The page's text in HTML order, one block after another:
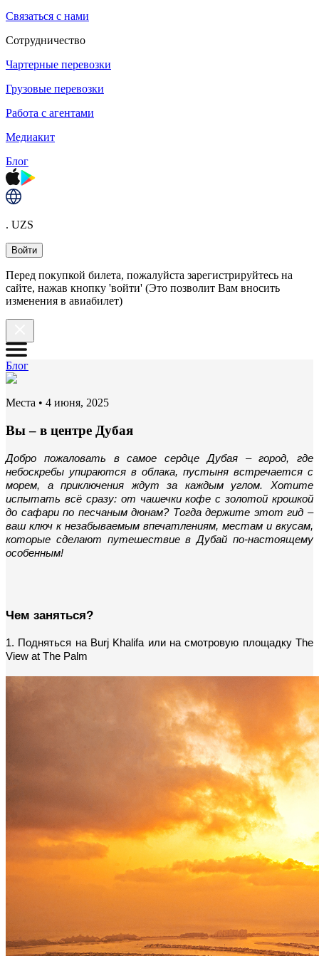
Связаться с нами
Сотрудничество
Чартерные перевозки
Грузовые перевозки
Работа с агентами
Медиакит
Блог
. UZS
Войти
Перед покупкой билета, пожалуйста зарегистрируйтесь на
сайте, нажав кнопку 'войти' (Это позволит Вам вносить
изменения в авиабилет)
Блог
Места • 4 июня, 2025
Вы – в центре Дубая
Добро пожаловать в самое сердце Дубая – город, где
небоскребы упираются в облака, пустыня встречается с
морем, а приключения ждут за каждым углом. Хотите
испытать всё сразу: от чашечки кофе с золотой крошкой
до сафари по песчаным дюнам? Тогда держите этот гид –
ваш ключ к незабываемым впечатлениям, местам и вкусам,
которые сделают путешествие в Дубай по-настоящему
особенным!
Чем заняться?
1. Подняться на Burj Khalifa или на смотровую площадку The
View at The Palm